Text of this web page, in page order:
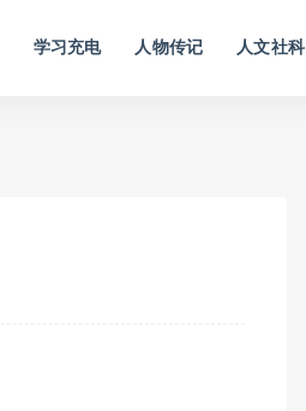
学习充电 人物传记 人文社科